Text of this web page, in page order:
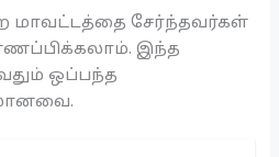
மாவட்டத்தை சேர்ந்தவர்கள்
இந்த
ஒப்பந்த